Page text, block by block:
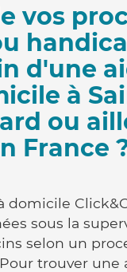
vos
d'une
à
ou
France
domicile
sous la
selon un
trouver une